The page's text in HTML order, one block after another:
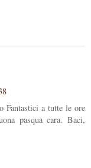
Fantastici a tutte le ore
pasqua cara. Baci,